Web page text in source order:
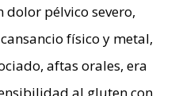
dolor pélvico severo,
físico y metal,
aftas orales, era